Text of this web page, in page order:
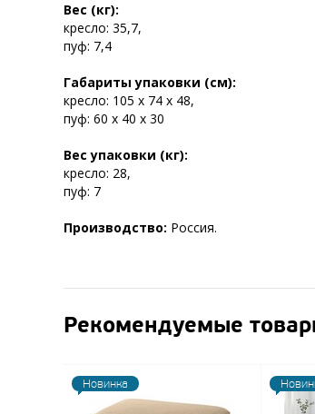
Вес (кг):
кресло: 35,7,
пуф: 7,4
Габариты упаковки (см):
кресло: 105 х 74 х 48,
пуф: 60 х 40 х 30
Вес упаковки (кг):
кресло: 28,
пуф: 7
Производство: Россия.
Рекомендуемые
Новинка